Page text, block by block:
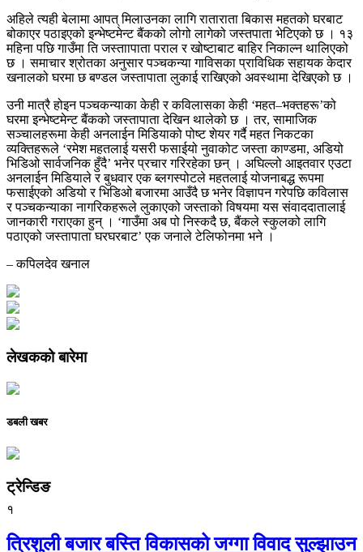
अहिले त्यही बेलामा आपत् मिलाउनका लागि राताराता बिकास महतको घरबाट
बोकाएर पठाइएको इन्भेष्टमेन्ट बैंकको लोगो लागेको जस्तपाता भेटिएको छ । १३
महिना पछि गाउँमा ति जस्ताापाता पराल र खोष्टाबाट बाहिर निकाल्न थालिएको
छ । समाचार श्रोतका अनुसार पञ्चकन्या गाविसका प्राविधिक सहायक केदार
खनालको घरमा छ बण्डल जस्तापाता लुकाई राखिएको अवस्थामा देखिएको छ ।
उनी मात्रै होइन पञ्चकन्याका केही र कविलासका केही ‘महत–भक्तहरू’को
घरमा इन्भेष्टमेन्ट बैंकको जस्तापाता देखिन थालेको छ । तर, सामाजिक
सञ्चालहरूमा केही अनलाईन मिडियाको पोष्ट शेयर गर्दै महत निकटका
व्यक्तिहरूले ‘रमेश महतलाई यसरी फसाईयो नुवाकोट जस्ता काण्डमा, अडियो
भिडिओ सार्वजनिक हुँदै’ भनेर प्रचार गरिरहेका छन् । अघिल्लो आइतवार एउटा
अनलाईन मिडियाले र बुधवार एक ब्लगस्पोटले महतलाई योजनाबद्ध रूपमा
फसाईएको अडियो र भिडिओ बजारमा आउँदै छ भनेर विज्ञापन गरेपछि कविलास
र पञ्चकन्याका नागरिकहरूले लुकाएको जस्ताको विषयमा यस संवाददातालाई
जानकारी गराएका हुन् । ‘गाउँमा अब पो निस्कदै छ, बैंकले स्कुलको लागि
पठाएको जस्तापाता घरघरबाट’ एक जनाले टेलिफोनमा भने ।
– कपिलदेव खनाल
लेखकको बारेमा
डबली खबर
ट्रेन्डिङ
१
त्रिशुली बजार बस्ति विकासको जग्गा विवाद सुल्झाउन